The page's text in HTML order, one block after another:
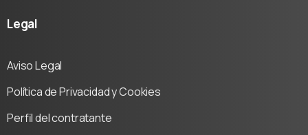
Legal
Aviso Legal
Política de Privacidad y Cookies
Perfil del contratante